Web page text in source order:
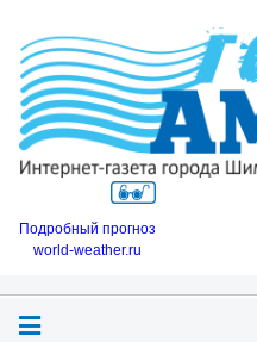
Подробный прогноз
world-weather.ru